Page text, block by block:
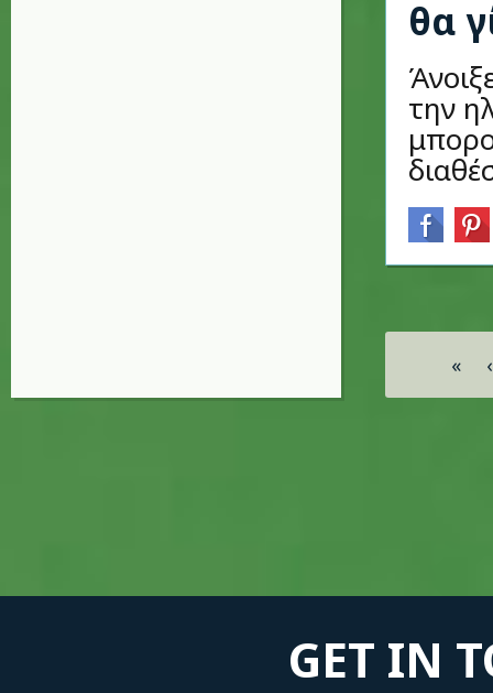
θα
την
Σελίδες
« ‹
GET IN